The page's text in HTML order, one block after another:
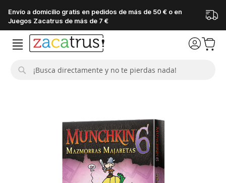
Envío a domicilio gratis en pedidos de más de 50 € o en
Juegos Zacatrus de más de 7 €